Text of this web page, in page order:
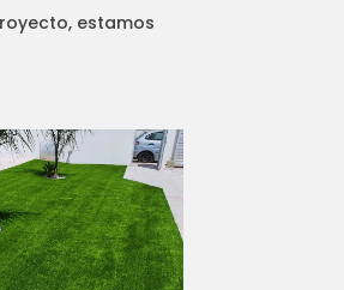
estamos